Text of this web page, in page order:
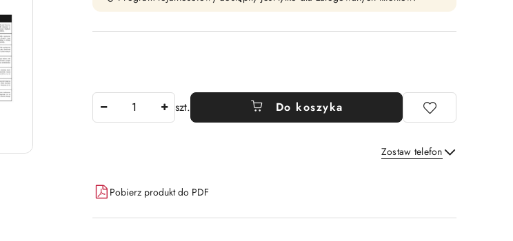
szt. Do koszyka
Zostaw telefon
Dostępność
i
dostawa
Pobierz produkt do PDF